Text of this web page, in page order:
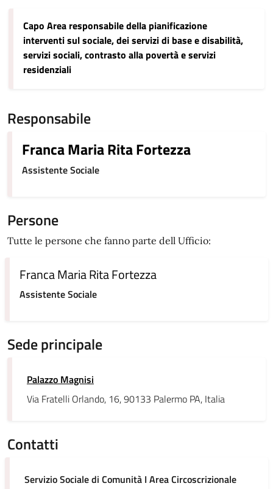
Capo Area responsabile della pianificazione
interventi sul sociale, dei servizi di base e disabilità,
servizi sociali, contrasto alla povertà e servizi
residenziali
Responsabile
Franca Maria Rita Fortezza
Assistente Sociale
Persone
Tutte le persone che fanno parte dell Ufficio:
Franca Maria Rita Fortezza
Assistente Sociale
Sede principale
Palazzo Magnisi
Via Fratelli Orlando, 16, 90133 Palermo PA, Italia
Contatti
Servizio Sociale di Comunità I Area Circoscrizionale